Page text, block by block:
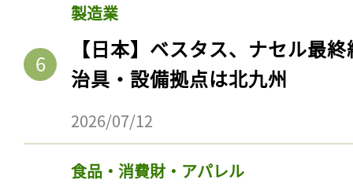
製造業
【日本】ベスタス、ナセル最
治具・設備拠点は北九州
2026/07/12
食品・消費財・アパレル